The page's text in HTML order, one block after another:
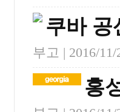
쿠바 공
부고 | 2016/11/
홍